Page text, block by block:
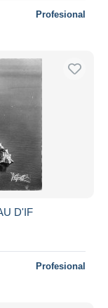
Profesional
D'IF
Profesional